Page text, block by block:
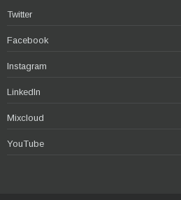
Twitter
Facebook
Instagram
LinkedIn
Mixcloud
YouTube